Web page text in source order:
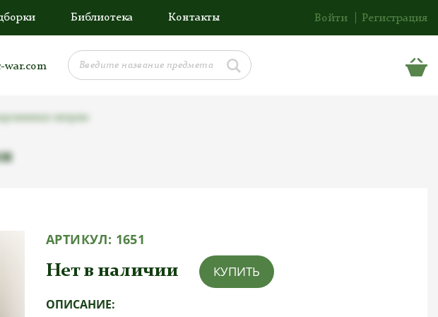
Библиотека Контакты Войти Регистрация
war.com
АРТИКУЛ: 1651
Нет в наличии КУПИТЬ
ОПИСАНИЕ: